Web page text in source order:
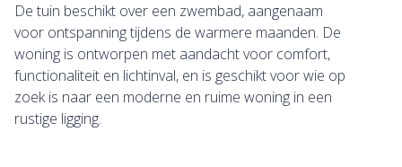
De tuin beschikt over een zwembad, aangenaam
voor ontspanning tijdens de warmere maanden. De
woning is ontworpen met aandacht voor comfort,
functionaliteit en lichtinval, en is geschikt voor wie op
zoek is naar een moderne en ruime woning in een
rustige ligging.